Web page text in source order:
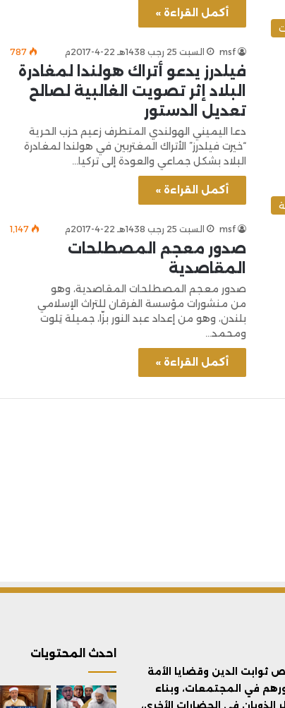
أكمل القراءة »
msf السبت 25 رجب 1438هـ 22-4-2017م 787
فيلدرز يدعو أتراك هولندا لمغادرة
البلاد إثر تصويت الغالبية لصالح
تعديل الدستور
دعا اليميني الهولندي المتطرف زعيم حزب الحرية
“خيرت فيلدرز” الأتراك المغتربين في هولندا لمغادرة
البلاد بشكل جماعي والعودة إلى تركيا…
أكمل القراءة »
msf السبت 25 رجب 1438هـ 22-4-2017م 1٬147
صدور معجم المصطلحات
المقاصدية
صدور معجم المصطلحات المقاصدية، وهو
من منشورات مؤسسة الفرقان للتراث الإسلامي
بلندن، وهو من إعداد عبد النور بزّا، جميلة تِلوت
ومحمد…
أكمل القراءة »
الدين وقضايا الأمة
في المجتمعات، وبناء
في الحضارات الأخرى،
احدث المحتويات